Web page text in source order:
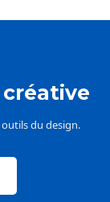
du design.